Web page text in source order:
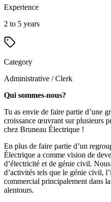
Experience
2 to 5 years
Category
Administrative / Clerk
Qui sommes-nous?
Tu as envie de faire partie d’une
croissance œuvrant sur plusieurs
chez Bruneau Électrique !
En plus de faire partie d’un
Électrique a comme vision de
d’électricité et de génie civil.
d’activités tels que le génie civil,
commercial principalement dans
alentours.